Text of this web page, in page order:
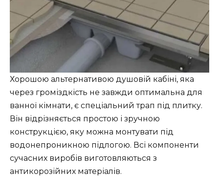
Хорошою альтернативою душовій кабіні, яка
через громіздкість не завжди оптимальна для
ванної кімнати, є спеціальний трап під плитку.
Він відрізняється простою і зручною
конструкцією, яку можна монтувати під
водонепроникною підлогою. Всі компоненти
сучасних виробів виготовляються з
антикорозійних матеріалів.